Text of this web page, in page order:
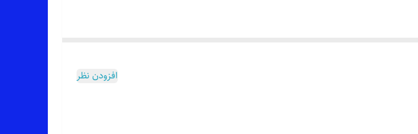
افزودن نظر